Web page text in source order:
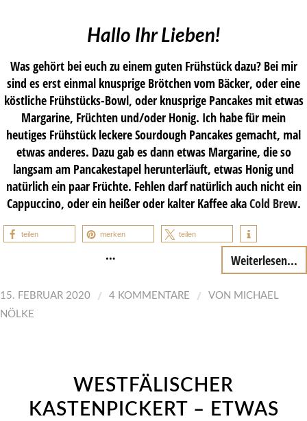
Hallo Ihr Lieben!
Was gehört bei euch zu einem guten Frühstück dazu? Bei mir
sind es erst einmal knusprige Brötchen vom Bäcker, oder eine
köstliche Frühstücks-Bowl, oder knusprige Pancakes mit etwas
Margarine, Früchten und/oder Honig. Ich habe für mein
heutiges Frühstück leckere Sourdough Pancakes gemacht, mal
etwas anderes. Dazu gab es dann etwas Margarine, die so
langsam am Pancakestapel herunterläuft, etwas Honig und
natürlich ein paar Früchte. Fehlen darf natürlich auch nicht ein
Cappuccino, oder ein heißer oder kalter Kaffee akaCold Brew.
teilen merken teilen
… Weiterlesen...
15. FEBRUAR 2020 / 4 KOMMENTARE / VON MICHAEL
NÖLKE
WESTFÄLISCHER
KASTENPICKERT – ETWAS